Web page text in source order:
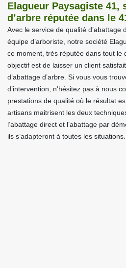
Elagueur Paysagiste 41,
d’arbre réputée dans le
Avec le service de qualité d’abattage
équipe d’arboriste, notre société
ce moment, très réputée dans tout le
objectif est de laisser un client
d’abattage d’arbre. Si vous vous
d’intervention, n’hésitez pas à nous
prestations de qualité où le résultat
artisans maitrisent les deux
l’abattage direct et l’abattage par
ils s’adapteront à toutes les situations.